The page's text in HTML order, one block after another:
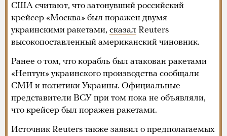
США считают, что затонувший российский
крейсер «Москва» был поражен двумя
украинскими ракетами, сказал Reuters
высокопоставленный американский чиновник.
Ранее о том, что корабль был атакован ракетами
«Нептун» украинского производства сообщали
СМИ и политики Украины. Официальные
представители ВСУ при том пока не объявляли,
что крейсер был поражен ракетами.
Источник Reuters также заявил о предполагаемых